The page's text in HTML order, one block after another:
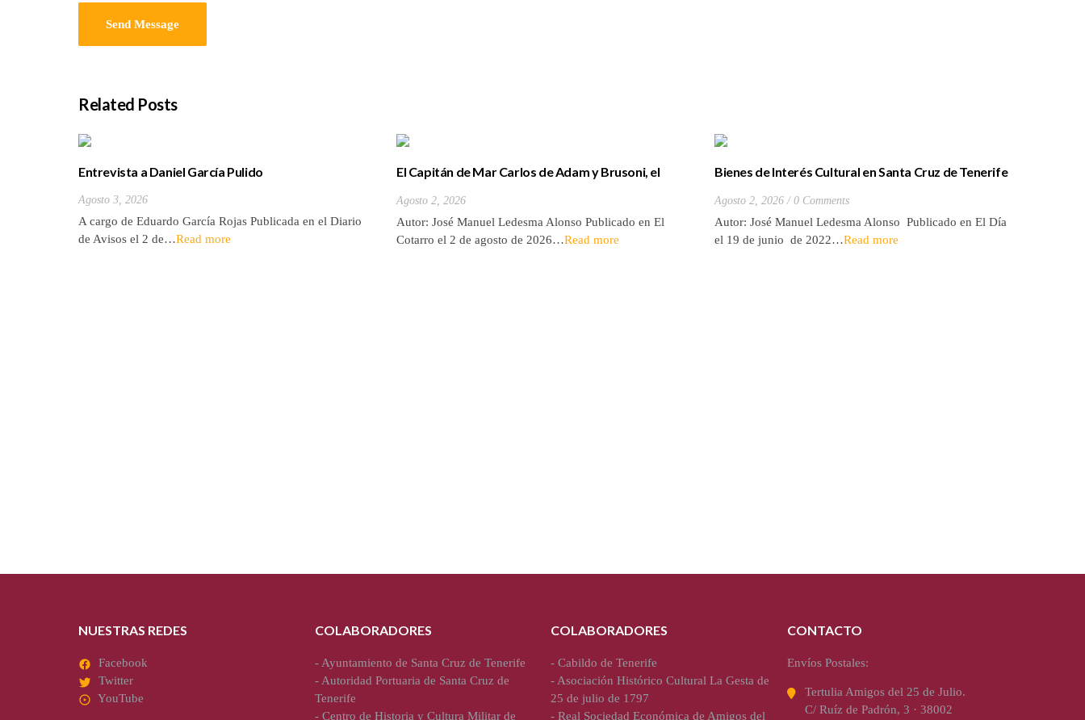
Related Posts
Entrevista a Daniel García Pulido
Agosto 3, 2026
A cargo de Eduardo García Rojas Publicada en el Diario
de Avisos el 2 de…Read more
El Capitán de Mar Carlos de Adam y Brusoni, el
Agosto 2, 2026
Autor: José Manuel Ledesma Alonso Publicado en El
Cotarro el 2 de agosto de 2026…Read more
Bienes de Interés Cultural en Santa Cruz de Tenerife
Agosto 2, 2026 0 Comments
Autor: José Manuel Ledesma Alonso Publicado en El Día
el 19 de junio de 2022…Read more
NUESTRAS REDES
Facebook
Twitter
YouTube
COLABORADORES
- Ayuntamiento de Santa Cruz de Tenerife
- Autoridad Portuaria de Santa Cruz de
Tenerife
- Centro de Historia y Cultura Militar de
COLABORADORES
- Cabildo de Tenerife
- Asociación Histórico Cultural La Gesta de
25 de julio de 1797
- Real Sociedad Económica de Amigos del
CONTACTO
Envíos Postales:
Tertulia Amigos del 25 de Julio.
C/ Ruíz de Padrón, 3 · 38002